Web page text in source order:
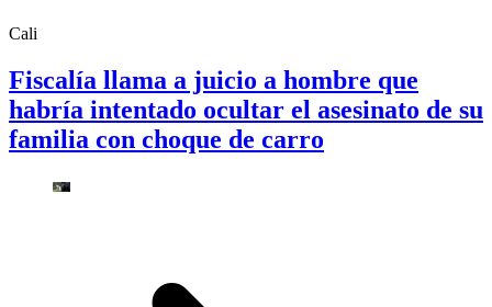
Cali
Fiscalía llama a juicio a hombre que
habría intentado ocultar el asesinato de su
familia con choque de carro